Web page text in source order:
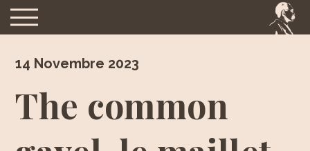
14 Novembre 2023
The common